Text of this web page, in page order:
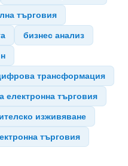
търговия
бизнес анализ
трансформация
електронна търговия
изживяване
търговия